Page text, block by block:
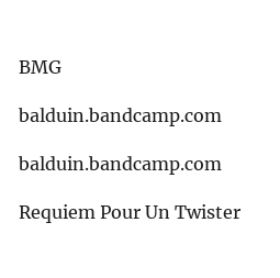
BMG
balduin.bandcamp.com
balduin.bandcamp.com
Requiem Pour Un Twister